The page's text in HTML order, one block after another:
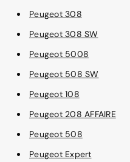
Peugeot 308
Peugeot 308 SW
Peugeot 5008
Peugeot 508 SW
Peugeot 108
Peugeot 208 AFFAIRE
Peugeot 508
Peugeot Expert